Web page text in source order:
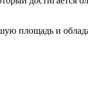
площадь и